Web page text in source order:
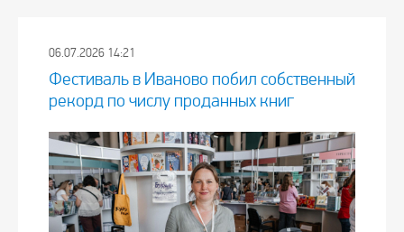
06.07.2026 14:21
Фестиваль в Иваново побил собственный
рекорд по числу проданных книг